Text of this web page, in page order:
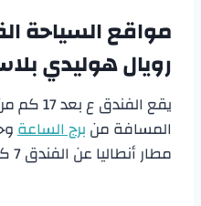
مواقع السياحة
رويال هوليدي
يقع الفندق ع بعد 17 كم من
المسافة منبرج الساعة
مطار أنطاليا عن الفندق 7 كم.